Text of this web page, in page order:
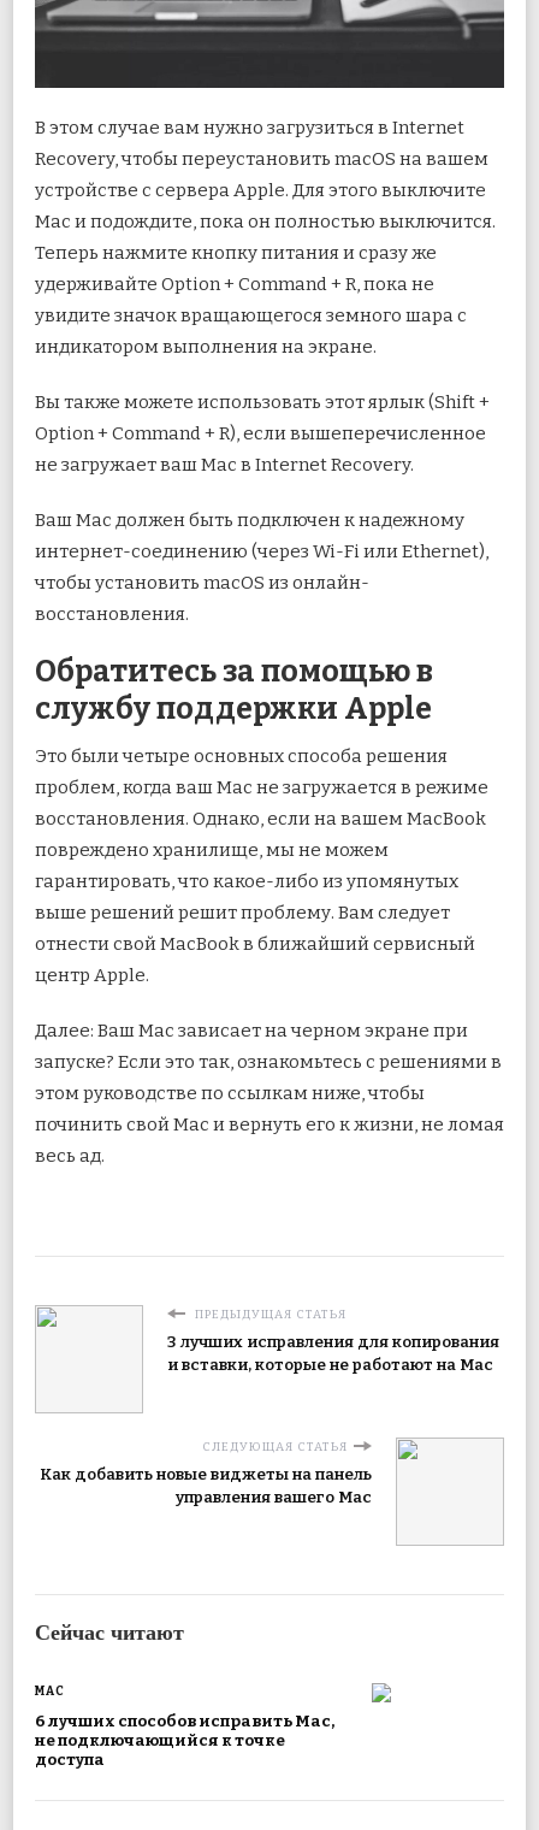
В этом случае вам нужно загрузиться в Internet
Recovery, чтобы переустановить macOS на вашем
устройстве с сервера Apple. Для этого выключите
Mac и подождите, пока он полностью выключится.
Теперь нажмите кнопку питания и сразу же
удерживайте Option + Command + R, пока не
увидите значок вращающегося земного шара с
индикатором выполнения на экране.
Вы также можете использовать этот ярлык (Shift +
Option + Command + R), если вышеперечисленное
не загружает ваш Mac в Internet Recovery.
Ваш Mac должен быть подключен к надежному
интернет-соединению (через Wi-Fi или Ethernet),
чтобы установить macOS из онлайн-
восстановления.
Обратитесь за помощью в
службу поддержки Apple
Это были четыре основных способа решения
проблем, когда ваш Mac не загружается в режиме
восстановления. Однако, если на вашем MacBook
повреждено хранилище, мы не можем
гарантировать, что какое-либо из упомянутых
выше решений решит проблему. Вам следует
отнести свой MacBook в ближайший сервисный
центр Apple.
Далее: Ваш Mac зависает на черном экране при
запуске? Если это так, ознакомьтесь с решениями в
этом руководстве по ссылкам ниже, чтобы
починить свой Mac и вернуть его к жизни, не ломая
весь ад.
ПРЕДЫДУЩАЯ СТАТЬЯ
3 лучших исправления для копирования
и вставки, которые не работают на Mac
СЛЕДУЮЩАЯ СТАТЬЯ
Как добавить новые виджеты на панель
управления вашего Mac
Сейчас читают
MAC
6 лучших способов исправить Mac,
не подключающийся к точке
доступа